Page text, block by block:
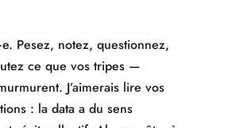
Pesez, notez, questionnez,
ce que vos tripes —
J’aimerais lire vos
: la data a du sens